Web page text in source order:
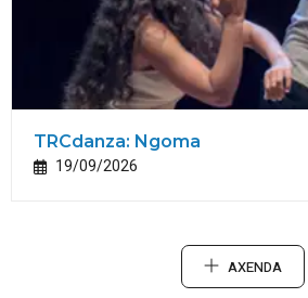
TRCdanza: Ngoma
19/09/2026
AXENDA